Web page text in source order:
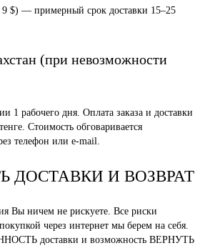
9 $) — примерный срок доставки 15–25
(при невозможности
1 рабочего дня. Оплата заказа и доставки
Стоимость обговаривается
телефон или e-mail.
ДОСТАВКИ И ВОЗВРАТ
Вы ничем не рискуете. Все риски
через интернет мы берем на себя.
доставки и возможность ВЕРНУТЬ